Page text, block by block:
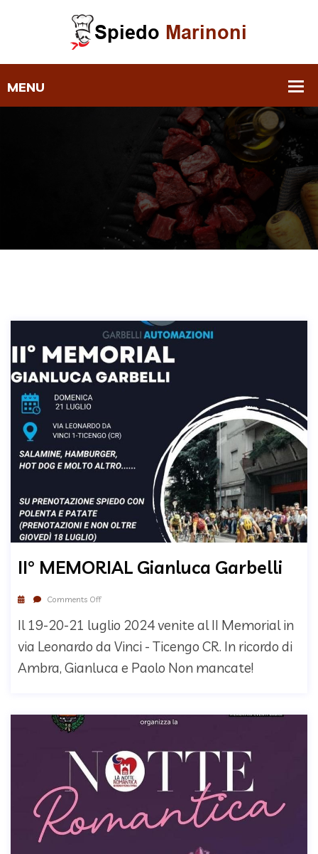
II° MEMORIAL Gianluca Garbelli
Comments Off
Il 19-20-21 luglio 2024 venite al II Memorial in
via Leonardo da Vinci - Ticengo CR. In ricordo di
Ambra, Gianluca e Paolo Non mancate!